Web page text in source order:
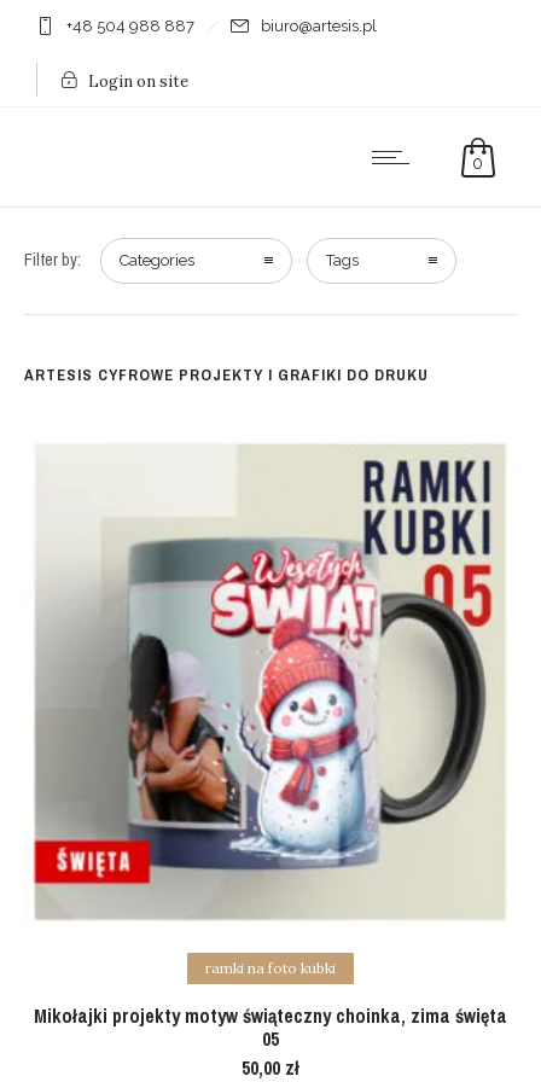
+48 504 988 887 biuro@artesis.pl
Login on site
0
Filter by: Categories Tags
ARTESIS CYFROWE PROJEKTY I GRAFIKI DO DRUKU
Add to cart
ramki na foto kubki
Mikołajki projekty motyw świąteczny choinka, zima święta
05
50,00 zł